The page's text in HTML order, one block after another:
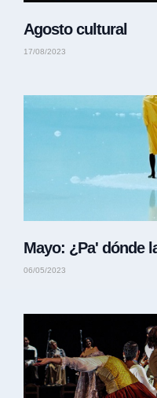
Agosto cultural
17/08/2023
Mayo: ¿Pa' dónde
06/05/2023